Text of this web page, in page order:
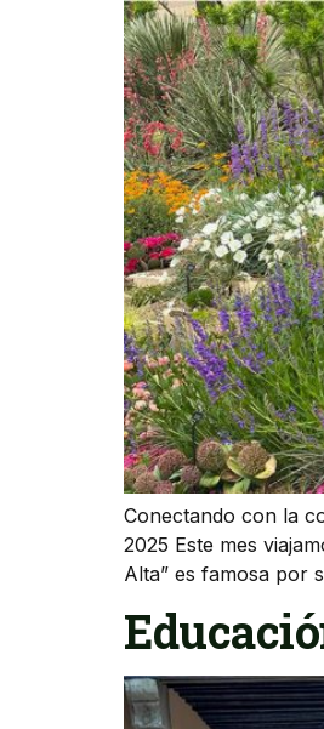
Conectando con la
2025 Este mes
Alta” es famosa por